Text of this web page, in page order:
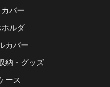
バー
ホルダ
カバー
納・グッズ
ース